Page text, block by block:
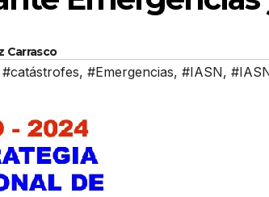
Carrasco
#catástrofes, #Emergencias, #IASN,